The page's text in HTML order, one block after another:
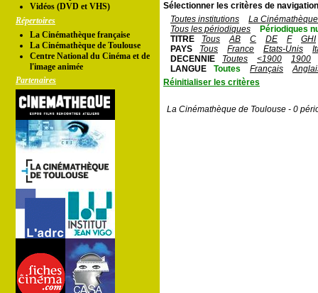
Vidéos (DVD et VHS)
Répertoires
La Cinémathèque française
La Cinémathèque de Toulouse
Centre National du Cinéma et de
l'image animée
Partenaires
Sélectionner les critères de
Toutes institutions
La
Tous les périodiques
Périodiques
TITRE
Tous AB C DE F
GHI
PAYS
Tous France Etats-Unis
DECENNIE
Toutes <1900
1900
LANGUE
Toutes Français
Réinitialiser les critères
La Cinémathèque de Toulouse - 0